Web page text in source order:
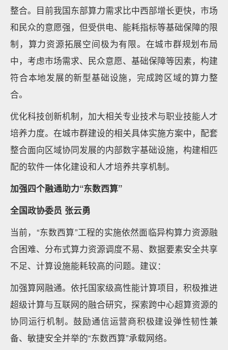
整合。目前我国东部算力需求比中西部增长更快，市场
和民众的意愿强，但受供电、能耗指标等基础保障的限
制，算力资源拓展空间极为有限。在城市群规划布局
中，考虑市场需求、民众意愿、基础保障等因素，构建
符合本地发展的新型基础设施，完成跨区域的算力整
合。
优化科技创新机制，加大相关专业技术与职业技能人才
培养力度。在城市群建设的相关具体实施方案中，配套
整合面向区域协同发展的内部数字基础设施，构建相匹
配的软件一体化建设和人才培养共享机制。
加强四个融通助力“东数西算”
全国政协委员 张云勇
当前，“东数西算”工程的实施依然面临异构算力资源融
合困难、分布式算力资源调度不易、数据要素安全共享
不足、计算设施能耗较高的问题。建议：
加强算网融通。依托国家级高性能计算项目，积极推进
超级计算与互联网的融合研究，探索跨中心超算资源的
协同运行机制。鼓励通信运营商积极建设弹性韧性兼
备、敏捷安全并举的“东数西算”承载网络。